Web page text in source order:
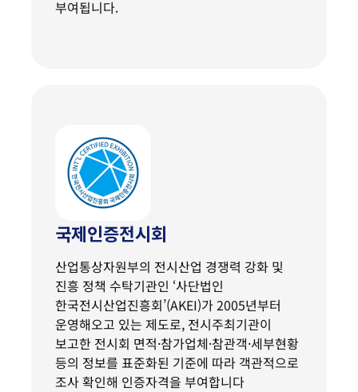
부여됩니다.
국제인증전시회
산업통상자원부의 전시산업 경쟁력 강화 및
진흥 정책 수탁기관인 ‘사단법인
한국전시산업진흥회’(AKEI)가 2005년부터
운영해오고 있는 제도로, 전시주최기관이
보고한 전시회 면적·참가업체·참관객·세부현황
등의 정보를 표준화된 기준에 따라 객관적으로
조사 확인해 인증자격을 부여합니다